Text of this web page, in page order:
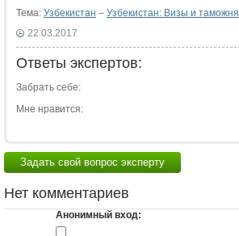
Тема: Узбекистан – Узбекистан: Визы и таможня
22.03.2017
Ответы экспертов:
Забрать себе:
Мне нравится:
Задать свой вопрос эксперту
Нет комментариев
Анонимный вход: